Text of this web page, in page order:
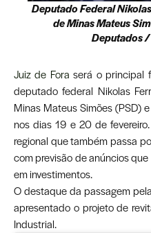
Deputado Federal
de Minas Mateus
Deputados
Juiz de Fora será o principal
deputado federal Nikolas
Minas Mateus Simões (PSD)
nos dias 19 e 20 de
regional que também passa
com previsão de anúncios
em investimentos.
O destaque da passagem
apresentado o projeto de
Industrial.